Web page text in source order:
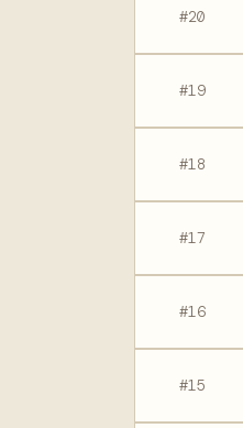
#20
#19
#18
#17
#16
#15